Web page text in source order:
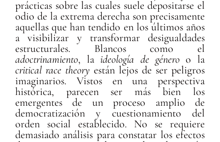
prácticas sobre las cuales suele depositarse el
odio de la extrema derecha son precisamente
aquellas que han tendido en los últimos años
a visibilizar y transformar desigualdades
estructurales. Blancos como el
adoctrinamiento, la ideología de géneroo la
critical race theory están lejos de ser peligros
imaginarios. Vistos en una perspectiva
histórica, parecen ser más bien los
emergentes de un proceso amplio de
democratización y cuestionamiento del
orden social establecido. No se requiere
demasiado análisis para constatar los efectos